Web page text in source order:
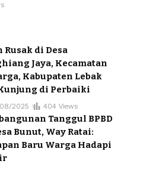
Rusak di Desa
Jaya, Kecamatan
Kabupaten Lebak
di Perbaiki
2025 404 Views
Tanggul BPBD
Bunut, Way Ratai:
Baru Warga Hadapi